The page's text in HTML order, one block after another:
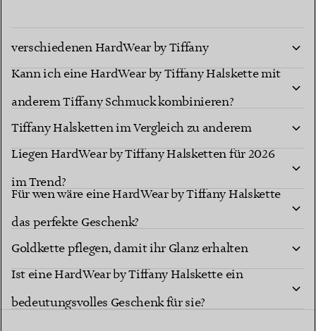
verschiedenen HardWear by Tiffany
Halskettenstilen?
Kann ich eine HardWear by Tiffany Halskette mit
anderem Tiffany Schmuck kombinieren?
Was ist das Besondere an den HardWear by
Tiffany Halsketten im Vergleich zu anderem
Goldschmuck?
Liegen HardWear by Tiffany Halsketten für 2026
im Trend?
Für wen wäre eine HardWear by Tiffany Halskette
das perfekte Geschenk?
Wie soll ich meine HardWear by Tiffany
Goldkette pflegen, damit ihr Glanz erhalten
bleibt?
Ist eine HardWear by Tiffany Halskette ein
bedeutungsvolles Geschenk für sie?